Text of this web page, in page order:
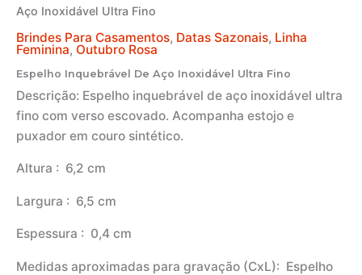
Aço Inoxidável Ultra Fino
Brindes Para Casamentos, Datas Sazonais, Linha
Feminina, Outubro Rosa
Espelho Inquebrável De Aço Inoxidável Ultra Fino
Descrição: Espelho inquebrável de aço inoxidável ultra
fino com verso escovado. Acompanha estojo e
puxador em couro sintético.
Altura : 6,2 cm
Largura : 6,5 cm
Espessura : 0,4 cm
Medidas aproximadas para gravação (CxL): Espelho